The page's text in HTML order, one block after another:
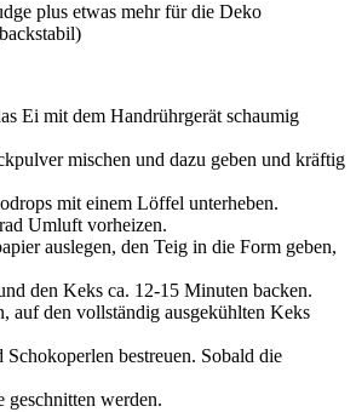
plus etwas mehr für die Deko
Ei mit dem Handrührgerät schaumig
mischen und dazu geben und kräftig
mit einem Löffel unterheben.
Umluft vorheizen.
auslegen, den Teig in die Form geben,
den Keks ca. 12-15 Minuten backen.
auf den vollständig ausgekühlten Keks
bestreuen. Sobald die
werden.